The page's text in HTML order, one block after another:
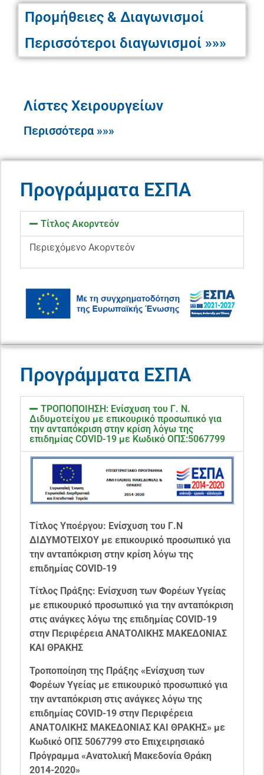
Προμήθειες & Διαγωνισμοί
Περισσότεροι διαγωνισμοί »»»
Λίστες Χειρουργείων
Περισσότερα »»»
Προγράμματα ΕΣΠΑ
Τίτλος Ακορντεόν
Περιεχόμενο Ακορντεόν
Προγράμματα ΕΣΠΑ
ΤΡΟΠΟΠΟΙΗΣΗ: Ενίσχυση του Γ. Ν.
Διδυμοτείχου με επικουρικό προσωπικό για
την ανταπόκριση στην κρίση λόγω της
επιδημίας COVID-19 με Κωδικό ΟΠΣ:5067799
Τίτλος Υποέργου: Ενίσχυση του Γ.Ν
ΔΙΔΥΜΟΤΕΙΧΟΥ με επικουρικό προσωπικό για
την ανταπόκριση στην κρίση λόγω της
επιδημίας COVID-19
Τίτλος Πράξης: Ενίσχυση των Φορέων Υγείας
με επικουρικό προσωπικό για την ανταπόκριση
στις ανάγκες λόγω της επιδημίας COVID-19
στην Περιφέρεια ΑΝΑΤΟΛΙΚΗΣ ΜΑΚΕΔΟΝΙΑΣ
ΚΑΙ ΘΡΑΚΗΣ
Τροποποίηση της Πράξης «Ενίσχυση των
Φορέων Υγείας με επικουρικό προσωπικό για
την ανταπόκριση στις ανάγκες λόγω της
επιδημίας COVID-19 στην Περιφέρεια
ΑΝΑΤΟΛΙΚΗΣ ΜΑΚΕΔΟΝΙΑΣ ΚΑΙ ΘΡΑΚΗΣ» με
Κωδικό ΟΠΣ 5067799 στο Επιχειρησιακό
Πρόγραμμα «Ανατολική Μακεδονία Θράκη
2014-2020»